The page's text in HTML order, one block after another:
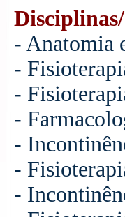
- Anatomia
-
-
-
-
-
-